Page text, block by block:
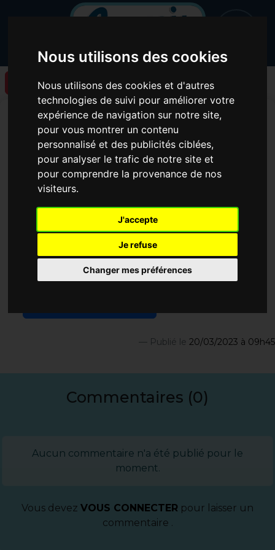
Nous utilisons des cookies
Nous utilisons des cookies et d'autres
technologies de suivi pour améliorer votre
expérience de navigation sur notre site,
pour vous montrer un contenu
personnalisé et des publicités ciblées,
pour analyser le trafic de notre site et
pour comprendre la provenance de nos
visiteurs.
J'accepte
Je refuse
Changer mes préférences
Retour à la liste des articles
Un nouveau podcast de
l'émission l'invité de la
semaine est en ligne !
Un nouveau podcast de l'émission l'invité de la
semaine est en ligne ! Il est à écouter sur la
Publié le 20/03/2023 à 09h45
Commentaires (0)
Aucun commentaire n'a été publié pour le
moment.
Vous devez VOUS CONNECTER pour laisser un
commentaire .